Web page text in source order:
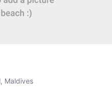
Maldives